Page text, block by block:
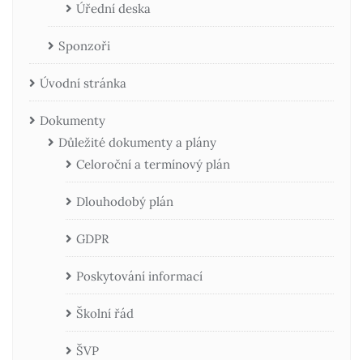
Úřední deska
Sponzoři
Úvodní stránka
Dokumenty
Důležité dokumenty a plány
Celoroční a termínový plán
Dlouhodobý plán
GDPR
Poskytování informací
Školní řád
ŠVP